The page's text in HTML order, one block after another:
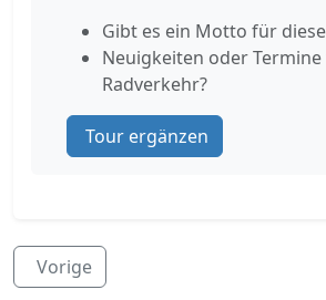
Gibt es ein Motto für
Neuigkeiten oder
Radverkehr?
Tour ergänzen
Vorige